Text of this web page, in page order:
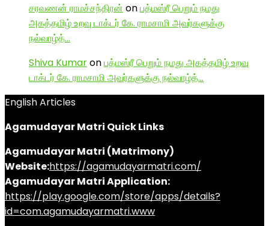
சரவணன் ராமச்சந்திரன் onபத்மஸ்ரீ பெறும் நமது
அகத்தமிழ் உறவு டாக்டர் கே. ராமசாமி அவர்களுக்கு
நல்வாழ்த்…
Shiva Kumaronபத்மஸ்ரீ பெறும் நமது அகத்தமிழ் உறவு
டாக்டர் கே. ராமசாமி அவர்களுக்கு நல்வாழ்த்…
English Articles
Agamudayar Matri Quick Links
Agamudayar Matri (Matrimony)
Website:https://agamudayarmatri.com/
Agamudayar Matri Application:
https://play.google.com/store/apps/details?
id=com.agamudayarmatri.www